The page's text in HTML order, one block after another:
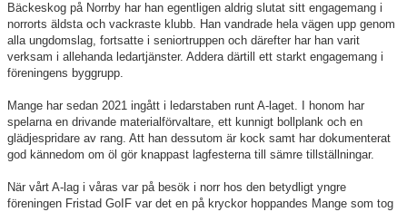
Bildgalleri
Stödmedlem
Bäckeskog på Norrby har han egentligen aldrig slutat sitt engagemang i
norrorts äldsta och vackraste klubb. Han vandrade hela vägen upp genom
alla ungdomslag, fortsatte i seniortruppen och därefter har han varit
verksam i allehanda ledartjänster. Addera därtill ett starkt engagemang i
föreningens byggrupp.
Mange har sedan 2021 ingått i ledarstaben runt A-laget. I honom har
spelarna en drivande materialförvaltare, ett kunnigt bollplank och en
glädjespridare av rang. Att han dessutom är kock samt har dokumenterat
god kännedom om öl gör knappast lagfesterna till sämre tillställningar.
När vårt A-lag i våras var på besök i norr hos den betydligt yngre
föreningen Fristad GoIF var det en på kryckor hoppandes Mange som tog